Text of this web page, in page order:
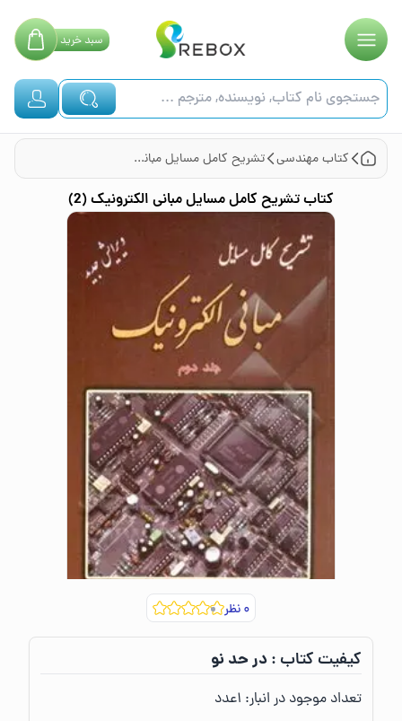
سبدخرید
کتابمهندسی تشریح کامل مسایل مبانی الکترونیک (2)
کتابتشریح کامل مسایل مبانی الکترونیک (2)
۰نظر
کیفیت کتاب :‌در حد نو
تعداد موجود در انبار:‌ ۱عدد